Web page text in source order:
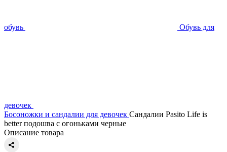
обувь Обувь для
девочек
Босоножки и сандалии для девочек Сандалии Pasito Life is
better подошва с огоньками черные
Описание товара